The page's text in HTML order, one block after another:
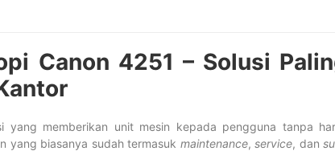
Canon 4251 – Solusi
yang memberikan unit mesin kepada pengguna tanpa
yang biasanya sudah termasuk maintenance,service, dan